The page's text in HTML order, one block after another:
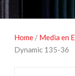
Home / Media en
Dynamic 135-36